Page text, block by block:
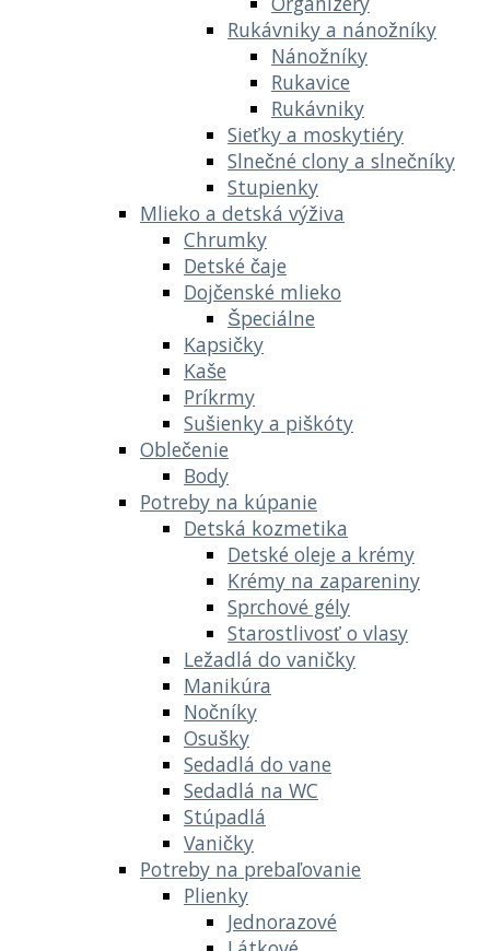
Rukávniky a nánožníky
Nánožníky
Rukavice
Rukávniky
Sieťky a moskytiéry
Slnečné clony a slnečníky
Stupienky
Mlieko a detská výživa
Chrumky
Detské čaje
Dojčenské mlieko
Špeciálne
Kapsičky
Kaše
Príkrmy
Sušienky a piškóty
Oblečenie
Body
Potreby na kúpanie
Detská kozmetika
Detské oleje a krémy
Krémy na zapareniny
Sprchové gély
Starostlivosť o vlasy
Ležadlá do vaničky
Manikúra
Nočníky
Osušky
Sedadlá do vane
Sedadlá na WC
Stúpadlá
Vaničky
Potreby na prebaľovanie
Plienky
Jednorazové